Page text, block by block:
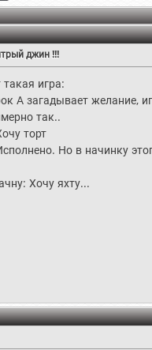
джин !!!
такая игра:
А загадывает желание,
так..
торт
Но в начинку
Хочу яхту...